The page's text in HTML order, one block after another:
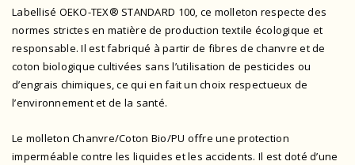
Labellisé OEKO-TEX® STANDARD 100, ce molleton respecte des
normes strictes en matière de production textile écologique et
responsable. Il est fabriqué à partir de fibres de chanvre et de
coton biologique cultivées sans l’utilisation de pesticides ou
d’engrais chimiques, ce qui en fait un choix respectueux de
l’environnement et de la santé.
Le molleton Chanvre/Coton Bio/PU offre une protection
imperméable contre les liquides et les accidents. Il est doté d’une